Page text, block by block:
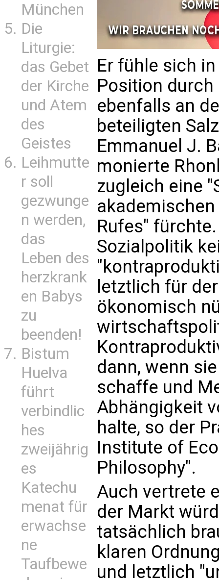
München
Die
Liturgie:
das Gebet
der Kirche
und Atem
des
Geistes
Leihmutte
r soll
gezwunge
n werden,
das
Leben des
herzkrank
en Babys
zu
beenden!
Bistum
Huelva
führt
verbindlic
hes
zweijährig
es
Katechu
menat für
erwachse
ne
Taufbewe
Er fühle sich
Position
ebenfalls an
beteiligten
Emmanuel J.
monierte
zugleich eine
Rufes"
Sozialpolitik
letztlich für
ökonomisch
dann, wenn
schaffe und
Abhängigkeit
halte, so der
Institute of
Philosophy".
Auch vertrete
der Markt
tatsächlich
klaren
und letztlich